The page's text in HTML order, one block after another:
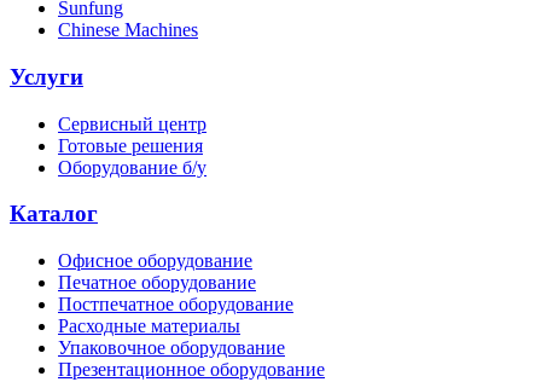
Sunfung
Chinese Machines
Услуги
Сервисный центр
Готовые решения
Оборудование б/у
Каталог
Офисное оборудование
Печатное оборудование
Постпечатное оборудование
Расходные материалы
Упаковочное оборудование
Презентационное оборудование